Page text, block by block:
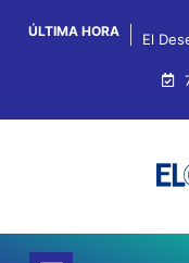
ÚLTIMA HORA El